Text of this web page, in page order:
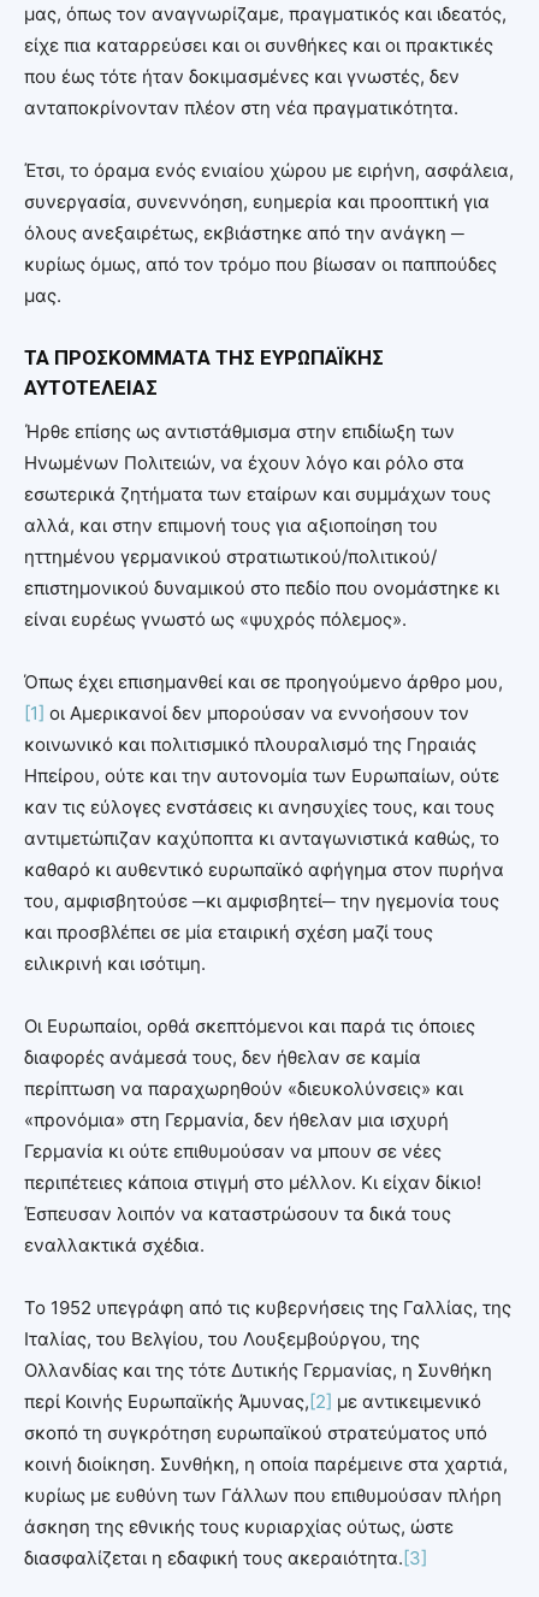
μας, όπως τον αναγνωρίζαμε, πραγματικός και ιδεατός,
είχε πια καταρρεύσει και οι συνθήκες και οι πρακτικές
που έως τότε ήταν δοκιμασμένες και γνωστές, δεν
ανταποκρίνονταν πλέον στη νέα πραγματικότητα.
Έτσι, το όραμα ενός ενιαίου χώρου με ειρήνη, ασφάλεια,
συνεργασία, συνεννόηση, ευημερία και προοπτική για
όλους ανεξαιρέτως, εκβιάστηκε από την ανάγκη ─
κυρίως όμως, από τον τρόμο που βίωσαν οι παππούδες
μας.
ΤΑ ΠΡΟΣΚΟΜΜΑΤΑ ΤΗΣ ΕΥΡΩΠΑΪΚΗΣ
ΑΥΤΟΤΕΛΕΙΑΣ
Ήρθε επίσης ως αντιστάθμισμα στην επιδίωξη των
Ηνωμένων Πολιτειών, να έχουν λόγο και ρόλο στα
εσωτερικά ζητήματα των εταίρων και συμμάχων τους
αλλά, και στην επιμονή τους για αξιοποίηση του
ηττημένου γερμανικού στρατιωτικού/πολιτικού/
επιστημονικού δυναμικού στο πεδίο που ονομάστηκε κι
είναι ευρέως γνωστό ως «ψυχρός πόλεμος».
Όπως έχει επισημανθεί και σε προηγούμενο άρθρο μου,
[1] οι Αμερικανοί δεν μπορούσαν να εννοήσουν τον
κοινωνικό και πολιτισμικό πλουραλισμό της Γηραιάς
Ηπείρου, ούτε και την αυτονομία των Ευρωπαίων, ούτε
καν τις εύλογες ενστάσεις κι ανησυχίες τους, και τους
αντιμετώπιζαν καχύποπτα κι ανταγωνιστικά καθώς, το
καθαρό κι αυθεντικό ευρωπαϊκό αφήγημα στον πυρήνα
του, αμφισβητούσε ─κι αμφισβητεί─ την ηγεμονία τους
και προσβλέπει σε μία εταιρική σχέση μαζί τους
ειλικρινή και ισότιμη.
Οι Ευρωπαίοι, ορθά σκεπτόμενοι και παρά τις όποιες
διαφορές ανάμεσά τους, δεν ήθελαν σε καμία
περίπτωση να παραχωρηθούν «διευκολύνσεις» και
«προνόμια» στη Γερμανία, δεν ήθελαν μια ισχυρή
Γερμανία κι ούτε επιθυμούσαν να μπουν σε νέες
περιπέτειες κάποια στιγμή στο μέλλον. Κι είχαν δίκιο!
Έσπευσαν λοιπόν να καταστρώσουν τα δικά τους
εναλλακτικά σχέδια.
Το 1952 υπεγράφη από τις κυβερνήσεις της Γαλλίας, της
Ιταλίας, του Βελγίου, του Λουξεμβούργου, της
Ολλανδίας και της τότε Δυτικής Γερμανίας, η Συνθήκη
περί Κοινής Ευρωπαϊκής Άμυνας,[2] με αντικειμενικό
σκοπό τη συγκρότηση ευρωπαϊκού στρατεύματος υπό
κοινή διοίκηση. Συνθήκη, η οποία παρέμεινε στα χαρτιά,
κυρίως με ευθύνη των Γάλλων που επιθυμούσαν πλήρη
άσκηση της εθνικής τους κυριαρχίας ούτως, ώστε
διασφαλίζεται η εδαφική τους ακεραιότητα.[3]